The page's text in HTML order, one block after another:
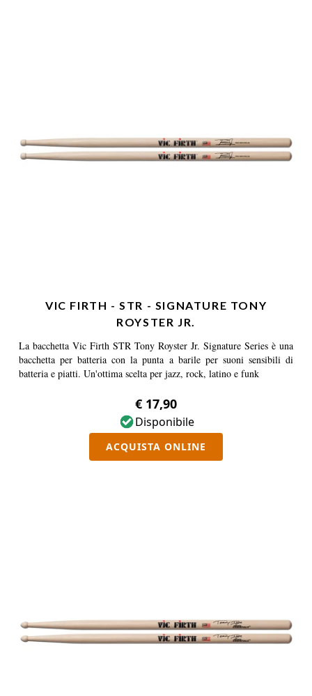
VIC FIRTH - STR - SIGNATURE TONY
ROYSTER JR.
La bacchetta Vic Firth STR Tony Royster Jr. Signature Series è una
bacchetta per batteria con la punta a barile per suoni sensibili di
batteria e piatti. Un'ottima scelta per jazz, rock, latino e funk
€ 17,90
Disponibile
ACQUISTA ONLINE